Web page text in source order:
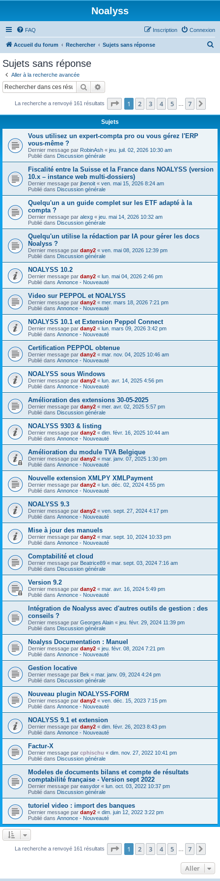
Noalyss
FAQ Connexion
Inscription
Accueil du forum Rechercher Sujets sans réponse
c
Sujets sans réponse
Aller à la recherche avancée
Rechercher
La recherche a renvoyé 161 résultats Page 1sur7
1 2 3 4 5 7
Sujets
Vous utilisez un expert-compta pro ou vous gérez l'ERP
vous-même ?
Dernier message par RobinAsh « jeu. juil. 02, 2026 10:30 am
Publié dans Discussion générale
Fiscalité entre la Suisse et la France dans NOALYSS (version
10.x – instance web multi-dossiers)
Dernier message par jbenoit « ven. mai 15, 2026 8:24 am
Publié dans Discussion générale
Quelqu'un a un guide complet sur les ETF adapté à la
compta ?
Dernier message par alexg « jeu. mai 14, 2026 10:32 am
Publié dans Discussion générale
Quelqu'un utilise la rédaction par IA pour gérer les docs
Noalyss ?
Dernier message par dany2 « ven. mai 08, 2026 12:39 pm
Publié dans Discussion générale
NOALYSS 10.2
Dernier message par dany2 « lun. mai 04, 2026 2:46 pm
Publié dans Annonce - Nouveauté
Video sur PEPPOL et NOALYSS
Dernier message par dany2 « mer. mars 18, 2026 7:21 pm
Publié dans Annonce - Nouveauté
NOALYSS 10.1 et Extension Peppol Connect
Dernier message par dany2 « lun. mars 09, 2026 3:42 pm
Publié dans Annonce - Nouveauté
Certification PEPPOL obtenue
Dernier message par dany2 « mar. nov. 04, 2025 10:46 am
Publié dans Annonce - Nouveauté
NOALYSS sous Windows
Dernier message par dany2 « lun. avr. 14, 2025 4:56 pm
Publié dans Annonce - Nouveauté
Amélioration des extensions 30-05-2025
Dernier message par dany2 « mer. avr. 02, 2025 5:57 pm
Publié dans Discussion générale
NOALYSS 9303 & listing
Dernier message par dany2 « dim. févr. 16, 2025 10:44 am
Publié dans Annonce - Nouveauté
Amélioration du module TVA Belgique
Dernier message par dany2 « mar. janv. 07, 2025 1:30 pm
Publié dans Annonce - Nouveauté
Nouvelle extension XMLPY XMLPayment
Dernier message par dany2 « lun. déc. 02, 2024 4:55 pm
Publié dans Annonce - Nouveauté
NOALYSS 9.3
Dernier message par dany2 « ven. sept. 27, 2024 4:17 pm
Publié dans Annonce - Nouveauté
Mise à jour des manuels
Dernier message par dany2 « mar. sept. 10, 2024 10:33 pm
Publié dans Annonce - Nouveauté
Comptabilité et cloud
Dernier message par Beatrice89 « mar. sept. 03, 2024 7:16 am
Publié dans Discussion générale
Version 9.2
Dernier message par dany2 « mar. avr. 16, 2024 5:49 pm
Publié dans Annonce - Nouveauté
Intégration de Noalyss avec d'autres outils de gestion : des
conseils ?
Dernier message par Georges Alain « jeu. févr. 29, 2024 11:39 pm
Publié dans Discussion générale
Noalyss Documentation : Manuel
Dernier message par dany2 « jeu. févr. 08, 2024 7:21 pm
Publié dans Annonce - Nouveauté
Gestion locative
Dernier message par Bek « mar. janv. 09, 2024 4:24 pm
Publié dans Discussion générale
Nouveau plugin NOALYSS-FORM
Dernier message par dany2 « ven. déc. 15, 2023 7:15 pm
Publié dans Annonce - Nouveauté
NOALYSS 9.1 et extension
Dernier message par dany2 « dim. févr. 26, 2023 8:43 pm
Publié dans Annonce - Nouveauté
Factur-X
Dernier message par cphischu « dim. nov. 27, 2022 10:41 pm
Publié dans Discussion générale
Modeles de documents bilans et compte de résultats
comptabilité française - Version sept 2022
Dernier message par easydor « lun. oct. 03, 2022 10:37 pm
Publié dans Discussion générale
tutoriel video : import des banques
Dernier message par dany2 « dim. juin 12, 2022 3:22 pm
Publié dans Annonce - Nouveauté
La recherche a renvoyé 161 résultats Page 1sur7
1 2 3 4 5 7
Aller